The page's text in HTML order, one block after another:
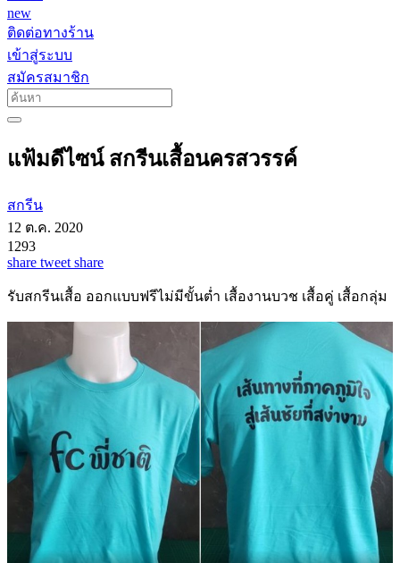
new
ติดต่อทางร้าน
เข้าสู่ระบบ
สมัครสมาชิก
แฟ้มดีไซน์ สกรีนเสื้อนครสวรรค์
สกรีน
12 ต.ค. 2020
1293
share tweet share
รับสกรีนเสื้อ ออกแบบฟรีไม่มีขั้นต่ำ เสื้องานบวช เสื้อคู่ เสื้อกลุ่ม